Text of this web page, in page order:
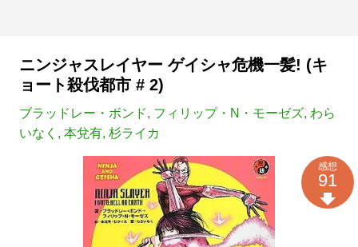
ニンジャスレイヤー ゲイシャ危機一髪! (キ
ョート殺伐都市 # 2)
ブラッドレー・ボンド, フィリップ・N・モーゼズ, わら
いなく , 本兌有, 杉ライカ
感想
91